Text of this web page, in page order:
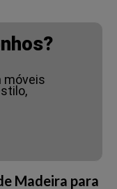
móveis
Madeira para